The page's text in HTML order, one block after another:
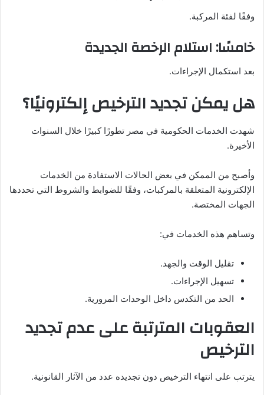
وفقًا لفئة المركبة.
خامسًا: استلام الرخصة الجديدة
بعد استكمال الإجراءات.
هل يمكن تجديد الترخيص إلكترونيًا؟
شهدت الخدمات الحكومية في مصر تطورًا كبيرًا خلال السنوات
الأخيرة.
وأصبح من الممكن في بعض الحالات الاستفادة من الخدمات
الإلكترونية المتعلقة بالمركبات، وفقًا للضوابط والشروط التي تحددها
الجهات المختصة.
وتساهم هذه الخدمات في:
تقليل الوقت والجهد.
تسهيل الإجراءات.
الحد من التكدس داخل الوحدات المرورية.
العقوبات المترتبة على عدم تجديد
الترخيص
يترتب على انتهاء الترخيص دون تجديده عدد من الآثار القانونية.